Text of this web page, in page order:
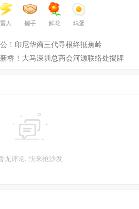
雷人 握手 鲜花 鸡蛋
！印尼华裔三代寻根终抵蕉岭
桥！大马深圳总商会河源联络处揭牌

无评论, 快来抢沙发